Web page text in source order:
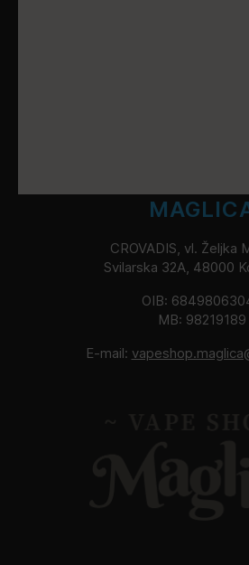
CROVADIS, vl. Željka
Svilarska 32A, 48000
OIB:
MB: 98219189
E-mail: